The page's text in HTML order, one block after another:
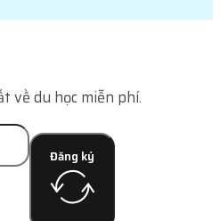
về du học miễn phí.
Đăng ký